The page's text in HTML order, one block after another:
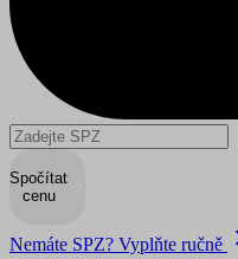
Spočítat
cenu
Nemáte SPZ? Vyplňte ručně